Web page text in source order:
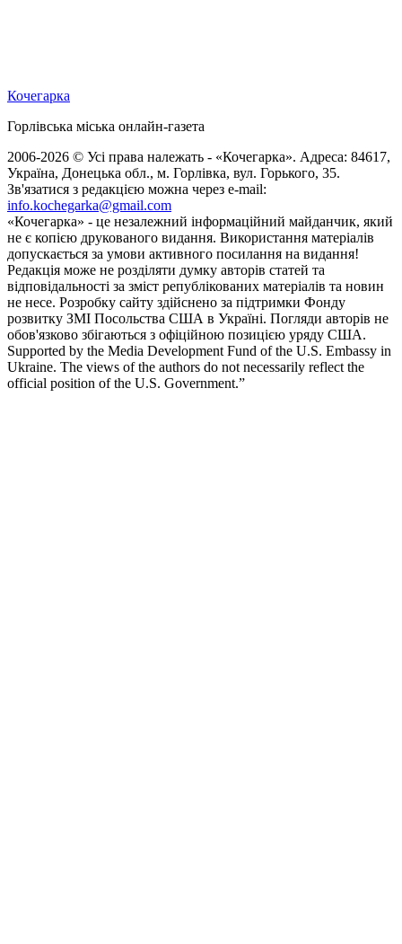
Кочегарка
Горлівська міська онлайн-газета
2006-2026 © Усі права належать - «Кочегарка». Адреса: 84617,
Україна, Донецька обл., м. Горлівка, вул. Горького, 35.
Зв'язатися з редакцією можна через e-mail:
info.kochegarka@gmail.com
«Кочегарка» - це незалежний інформаційний майданчик, який
не є копією друкованого видання. Використання матеріалів
допускається за умови активного посилання на видання!
Редакція може не розділяти думку авторів статей та
відповідальності за зміст републікованих матеріалів та новин
не несе. Розробку сайту здійснено за підтримки Фонду
розвитку ЗМІ Посольства США в Україні. Погляди авторів не
обов'язково збігаються з офіційною позицією уряду США.
Supported by the Media Development Fund of the U.S. Embassy in
Ukraine. The views of the authors do not necessarily reflect the
official position of the U.S. Government.”